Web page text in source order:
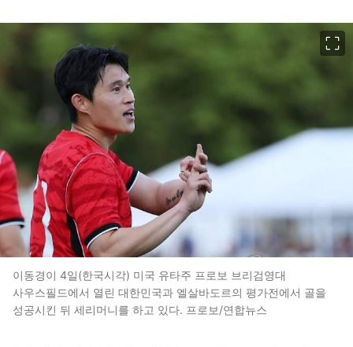
이동경이 4일(한국시각) 미국 유타주 프로보 브리검영대
사우스필드에서 열린 대한민국과 엘살바도르의 평가전에서 골을
성공시킨 뒤 세리머니를 하고 있다. 프로보/연합뉴스